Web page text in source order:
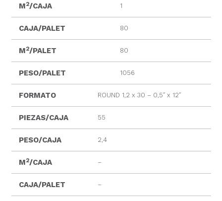
M2/CAJA 1
CAJA/PALET 80
M2/PALET 80
PESO/PALET 1056
FORMATO ROUND 1,2 x 30 – 0,5″ x 12″
PIEZAS/CAJA 55
PESO/CAJA 2,4
M2/CAJA –
CAJA/PALET –